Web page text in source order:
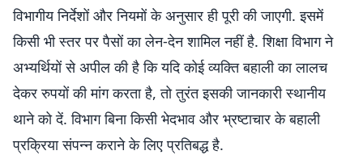
विभागीय निर्देशों और नियमों के अनुसार ही पूरी की जाएगी. इसमें
किसी भी स्तर पर पैसों का लेन-देन शामिल नहीं है. शिक्षा विभाग ने
अभ्यर्थियों से अपील की है कि यदि कोई व्यक्ति बहाली का लालच
देकर रुपयों की मांग करता है, तो तुरंत इसकी जानकारी स्थानीय
थाने को दें. विभाग बिना किसी भेदभाव और भ्रष्टाचार के बहाली
प्रक्रिया संपन्न कराने के लिए प्रतिबद्ध है.